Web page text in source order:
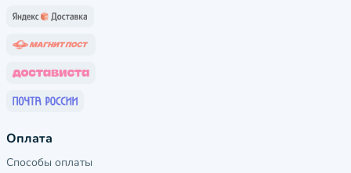
Оплата
Способы оплаты